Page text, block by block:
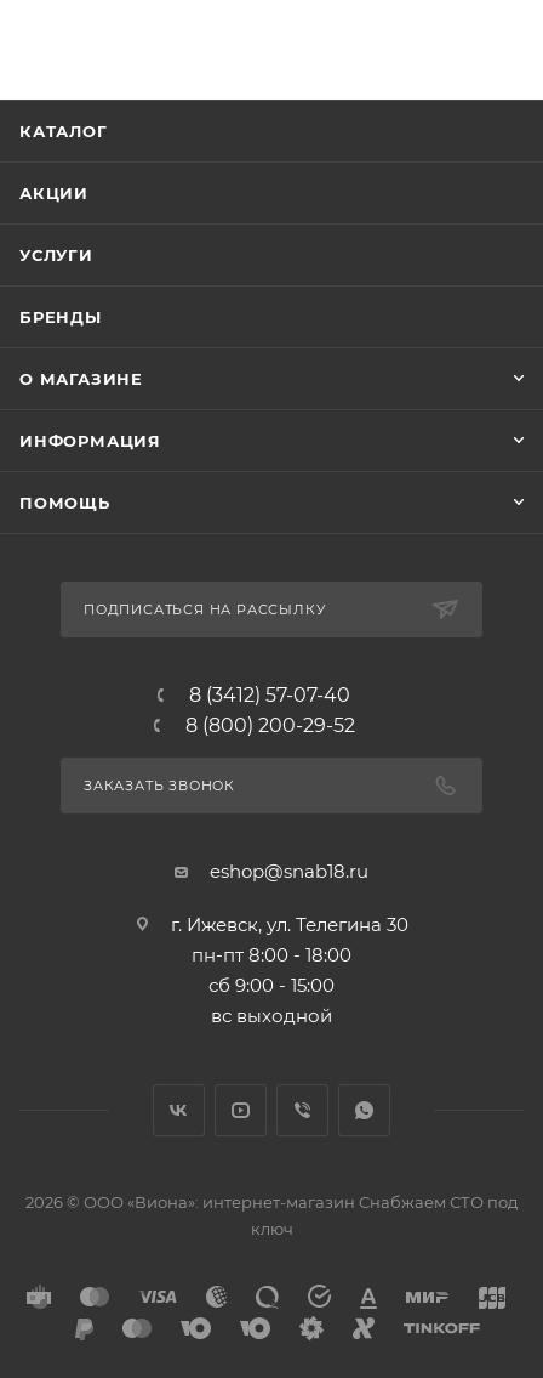
КАТАЛОГ
АКЦИИ
УСЛУГИ
БРЕНДЫ
О МАГАЗИНЕ
ИНФОРМАЦИЯ
ПОМОЩЬ
ПОДПИСАТЬСЯ НА РАССЫЛКУ
8 (3412) 57-07-40
8 (800) 200-29-52
ЗАКАЗАТЬ ЗВОНОК
eshop@snab18.ru
г. Ижевск, ул. Телегина 30
пн-пт 8:00 - 18:00
сб 9:00 - 15:00
вс выходной
2026 © ООО «Виона»: интернет-магазин Снабжаем СТО под
ключ